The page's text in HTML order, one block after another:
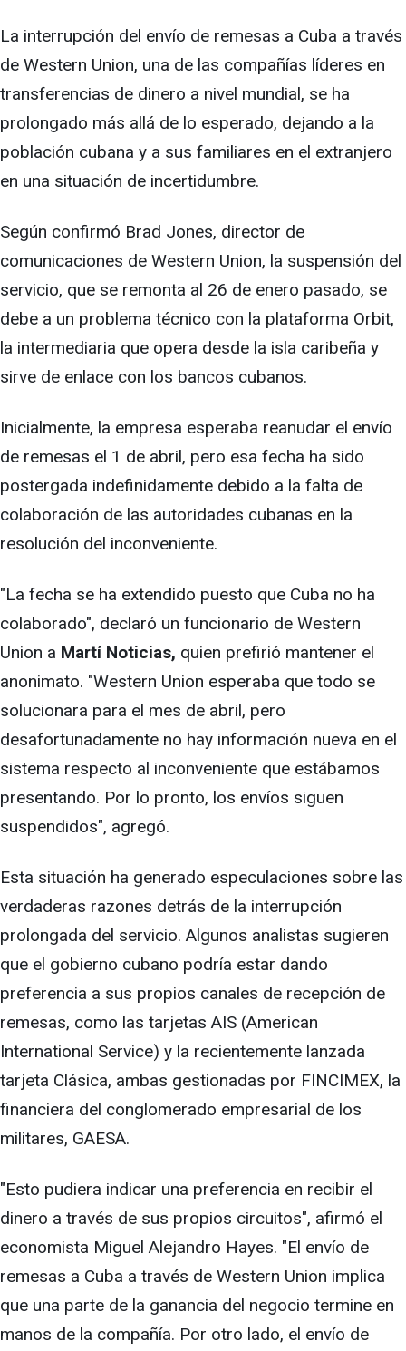
La interrupción del envío de remesas a Cuba a través
de Western Union, una de las compañías líderes en
transferencias de dinero a nivel mundial, se ha
prolongado más allá de lo esperado, dejando a la
población cubana y a sus familiares en el extranjero
en una situación de incertidumbre.
Según confirmó Brad Jones, director de
comunicaciones de Western Union, la suspensión del
servicio, que se remonta al 26 de enero pasado, se
debe a un problema técnico con la plataforma Orbit,
la intermediaria que opera desde la isla caribeña y
sirve de enlace con los bancos cubanos.
Inicialmente, la empresa esperaba reanudar el envío
de remesas el 1 de abril, pero esa fecha ha sido
postergada indefinidamente debido a la falta de
colaboración de las autoridades cubanas en la
resolución del inconveniente.
"La fecha se ha extendido puesto que Cuba no ha
colaborado", declaró un funcionario de Western
Union a Martí Noticias, quien prefirió mantener el
anonimato. "Western Union esperaba que todo se
solucionara para el mes de abril, pero
desafortunadamente no hay información nueva en el
sistema respecto al inconveniente que estábamos
presentando. Por lo pronto, los envíos siguen
suspendidos", agregó.
Esta situación ha generado especulaciones sobre las
verdaderas razones detrás de la interrupción
prolongada del servicio. Algunos analistas sugieren
que el gobierno cubano podría estar dando
preferencia a sus propios canales de recepción de
remesas, como las tarjetas AIS (American
International Service) y la recientemente lanzada
tarjeta Clásica, ambas gestionadas por FINCIMEX, la
financiera del conglomerado empresarial de los
militares, GAESA.
"Esto pudiera indicar una preferencia en recibir el
dinero a través de sus propios circuitos", afirmó el
economista Miguel Alejandro Hayes. "El envío de
remesas a Cuba a través de Western Union implica
que una parte de la ganancia del negocio termine en
manos de la compañía. Por otro lado, el envío de